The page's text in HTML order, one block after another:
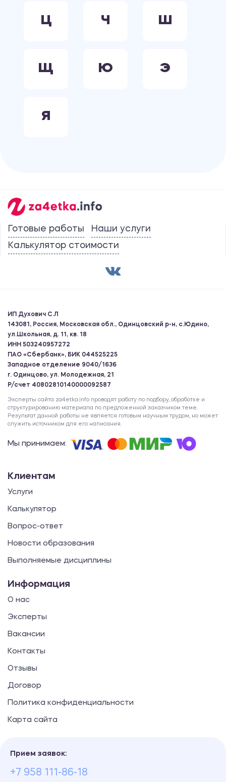
Ц Ч Ш
Щ Ю Э
Я
Готовые работы
Наши услуги
Калькулятор стоимости
ИП Духович С.Л
143081, Россия, Московская обл., Одинцовский р-н, с.Юдино,
ул.Школьная, д. 11, кв. 18
ИНН 503240957272
ПАО «Сбербанк», БИК 044525225
Западное отделение 9040/1636
г. Одинцово, ул. Молодежная, 21
Р/счет 40802810140000092587
Эксперты сайта za4etka.info проводят работу по подбору, обработке и
структурированию материала по предложенной заказчиком теме.
Результат данной работы не является готовым научным трудом, но может
служить источником для его написания.
Мы принимаем:
Клиентам
Услуги
Калькулятор
Вопрос-ответ
Новости образования
Выполняемые дисциплины
Информация
О нас
Эксперты
Вакансии
Контакты
Отзывы
Договор
Политика конфиденциальности
Карта сайта
Прием заявок:
+7 958 111-86-18